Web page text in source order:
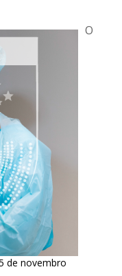
de novembro
O